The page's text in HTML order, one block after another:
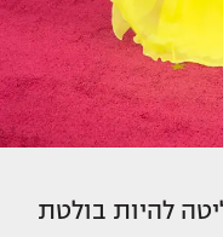
להיות בולטת